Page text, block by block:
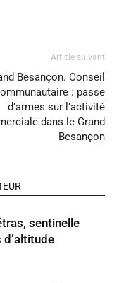
Article suivant
Besançon. Conseil
: passe
d’armes sur l’activité
dans le Grand
Besançon
sentinelle